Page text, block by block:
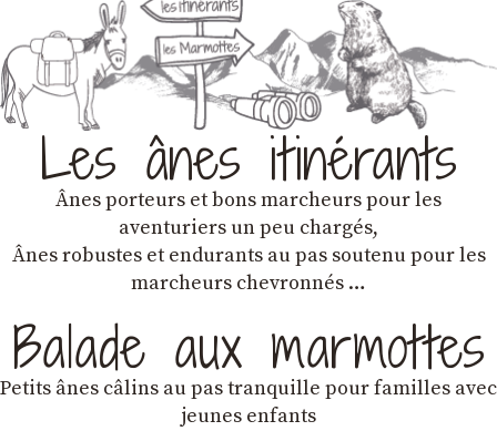
Les ânes itinérants
Ânes porteurs et bons marcheurs pour les
aventuriers un peu chargés,
Ânes robustes et endurants au pas soutenu pour les
marcheurs chevronnés …
Balade aux marmottes
Petits ânes câlins au pas tranquille pour familles avec
jeunes enfants